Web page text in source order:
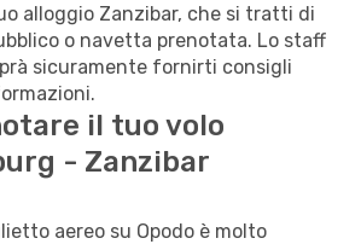
alloggio Zanzibar, che si tratti di
o navetta prenotata. Lo staff
sicuramente fornirti consigli
il tuo volo
- Zanzibar
aereo su Opodo è molto